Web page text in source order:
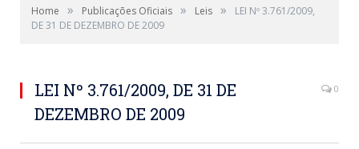
Home » Publicações Oficiais » Leis »
LEI Nº 3.761/2009,
DE 31 DE DEZEMBRO DE 2009
LEI Nº 3.761/2009, DE 31 DE
DEZEMBRO DE 2009
0